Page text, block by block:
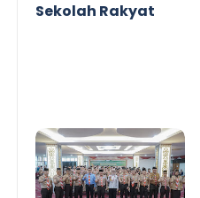
Sekolah Rakyat